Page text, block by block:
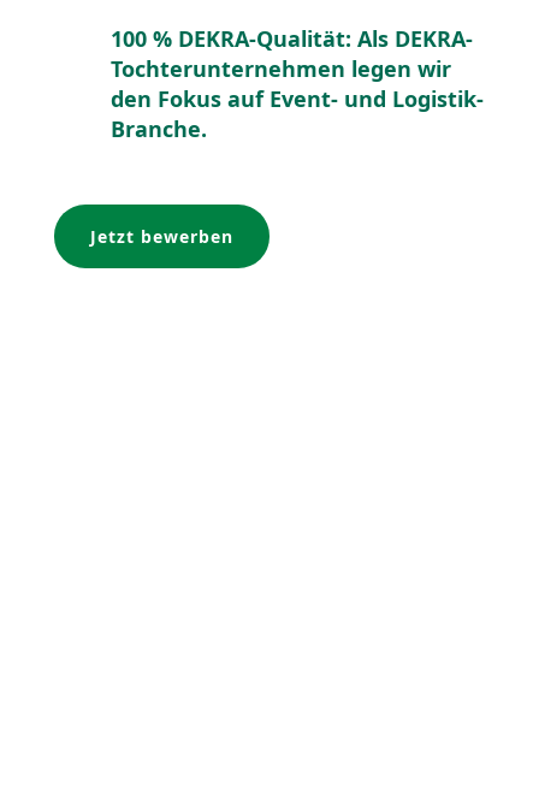
100 % DEKRA-Qualität: Als DEKRA-
Tochter­un­ter­nehmen legen wir
den Fokus auf Event- und Logistik-
Branche.
Jetzt bewerben